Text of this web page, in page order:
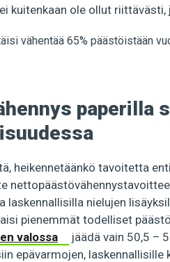
kuitenkaan ole ollut
paperilla
heikennetäänkö tavoitetta
laskennallisilla nielujen
pienemmät todelliset
valossa
jäädä vain 50,5 –
epävarmojen, laskennallisille